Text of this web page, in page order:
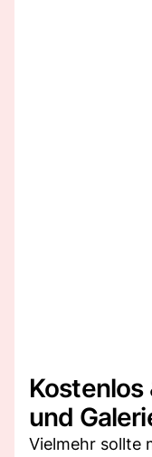
Kostenlos
und
Vielmehr sollte